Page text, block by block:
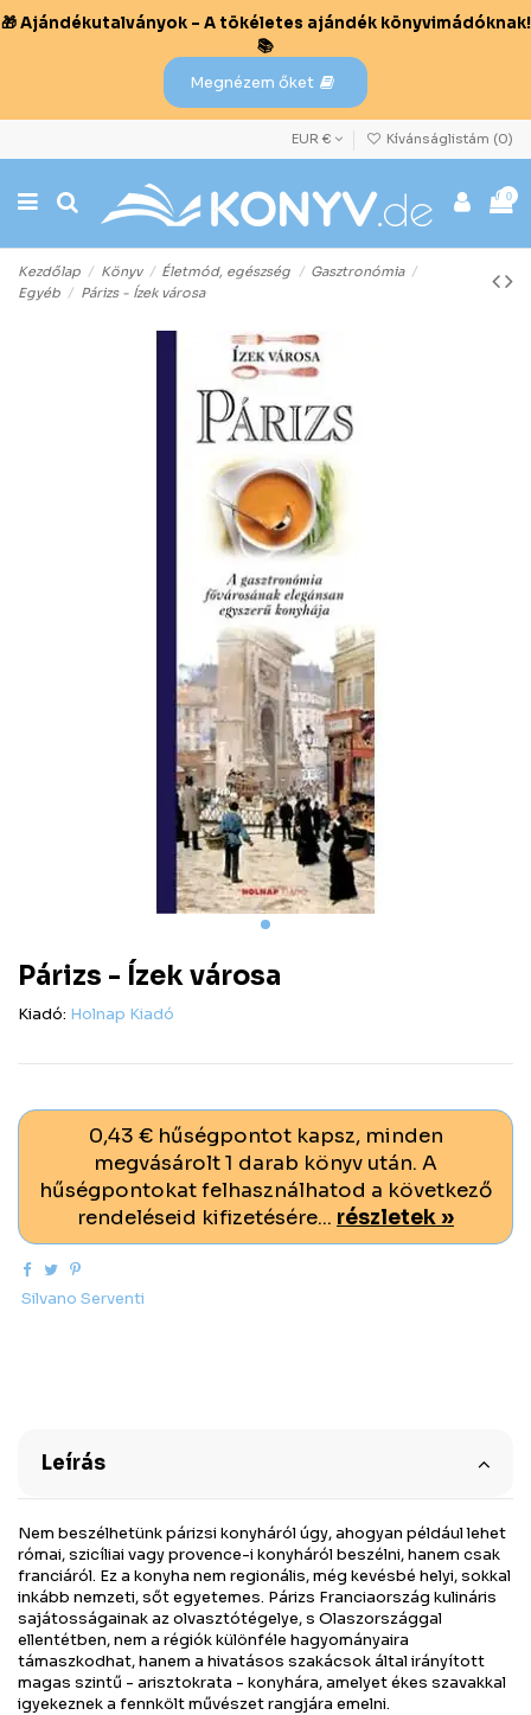
🎁 Ajándékutalványok – A tökéletes ajándék könyvimádóknak!
📚
Megnézem őket
EUR € Kívánságlistám (0)
0
Kezdőlap Könyv Életmód, egészség
Gasztronómia
Egyéb
Párizs - Ízek városa
Párizs - Ízek városa
Kiadó: Holnap Kiadó
0,43 € hűségpontot kapsz, minden
megvásárolt 1 darab könyv után. A
hűségpontokat felhasználhatod a következő
rendeléseid kifizetésére... részletek »
Silvano Serventi
Leírás
Nem beszélhetünk párizsi konyháról úgy, ahogyan például lehet
római, szicíliai vagy provence-i konyháról beszélni, hanem csak
franciáról. Ez a konyha nem regionális, még kevésbé helyi, sokkal
inkább nemzeti, sőt egyetemes. Párizs Franciaország kulináris
sajátosságainak az olvasztótégelye, s Olaszországgal
ellentétben, nem a régiók különféle hagyományaira
támaszkodhat, hanem a hivatásos szakácsok által irányított
magas szintű - arisztokrata - konyhára, amelyet ékes szavakkal
igyekeznek a fennkölt művészet rangjára emelni.